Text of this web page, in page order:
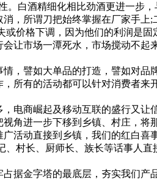
酒精细化相比劲酒更进一步
，所谓刀把始终掌握在厂家手
价格下调，因为他们的利润是
市场一潭死水，市场搅动不起
譬如大单品的打造，譬如对品牌
有的活动都可以针对消费者来开
商崛起及移动互联的盛行又让
角进一步下移到乡镇、村庄，将
动直接到乡镇，我们的红白喜
村长、厨师长、族长等话事人
金字塔的最底层，夯实我们产品